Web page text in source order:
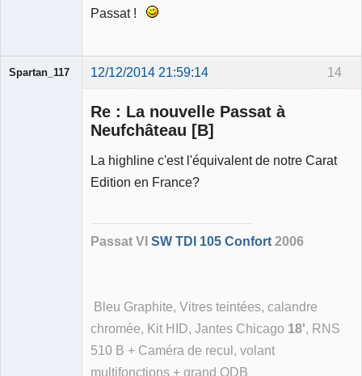
Passat !
14
Spartan_117 12/12/2014 21:59:14
Re : La nouvelle Passat à
Neufchâteau [B]
La highline c'est l'équivalent de notre Carat
Edition en France?
Passat VI SW TDI 105 Confort 2006
Bleu Graphite, Vitres teintées, calandre
chromée, Kit HID, Jantes Chicago 18', RNS
510 B + Caméra de recul, volant
multifonctions + grand ODB